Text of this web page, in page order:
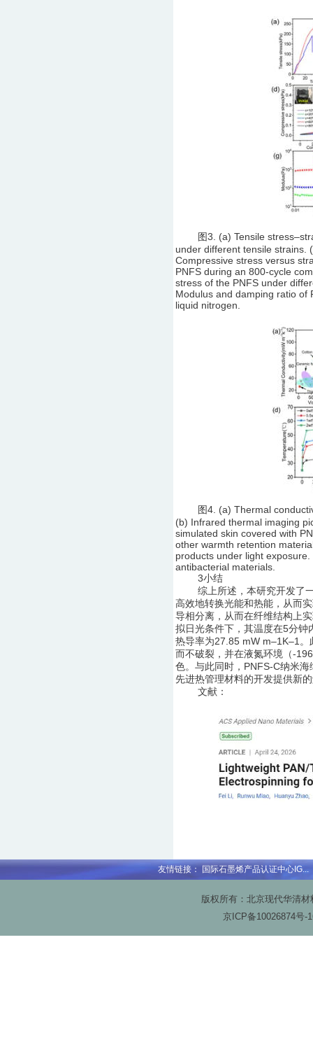
图3. (a) Tensile
under different tensile strains.
Compressive stress versus
PNFS during an 800-cycle
stress of the PNFS under
Modulus and damping ratio of
liquid nitrogen.
图4. (a) Thermal
(b) Infrared thermal imaging
simulated skin covered with
other warmth retention
products under light
antibacterial materials.
3小结
综上所述，本研究开发了一
高效地转换光能和热能，从而
导相分离，从而在纤维结构上
拟日光条件下，其温度在5分
热导率为27.85 mW m–1K–1
而不破裂，并在液氮环境（-
色。与此同时，PNFS-C纳米
先进热管理材料的开发提供新
文献：
友情链接： 国际石墨烯产品认证中心IG...
版权所有：北京现代华清
京ICP备10026874号-